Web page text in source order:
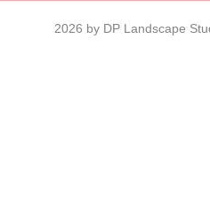
2026 by DP Landscape